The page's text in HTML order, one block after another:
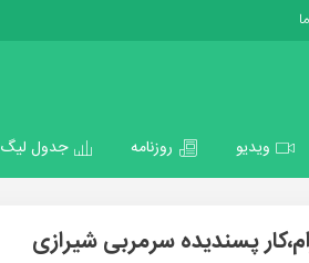
ویدیو روزنامه جدول لیگ
پسندیده سرمربی شیرازی